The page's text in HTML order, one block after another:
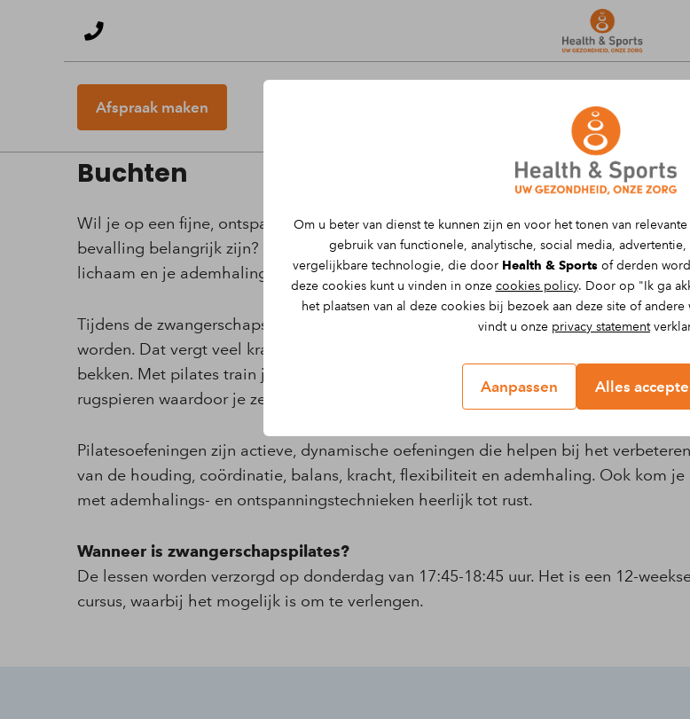
Om u beter van dienst te kunnen zijn en voor het tonen van
gebruik van functionele, analytische, social media,
vergelijkbare technologie, die door Health & Sports of derden
deze cookies kunt u vinden in onze cookies policy. Door op "Ik ga
het plaatsen van al deze cookies bij bezoek aan deze site of andere
vindt u onze privacy statement
Aanpassen Alles
Afspraak maken
Zwangerschapspilates bij Health & Sports in
Buchten
Wil je op een fijne, ontspannen manier leren hoe je spiergroepen traint die tijdens
bevalling belangrijk zijn? Ondertussen bewust bezig zijn met je zwangerschap, je
lichaam en je ademhaling? Dan is Zwangerschapspilates iets voor jou!
Tijdens de zwangerschapspilates heb je een toenemend gewicht dat gedragen
worden. Dat vergt veel kracht en uithoudingsvermogen van de spieren rondom je
bekken. Met pilates train je op een veilige manier de buik-, bekkenbodem- en
rugspieren waardoor je ze fit en vitaal mogelijk blijft.
Pilatesoefeningen zijn actieve, dynamische oefeningen die helpen bij het verbeteren
van de houding, coördinatie, balans, kracht, flexibiliteit en ademhaling. Ook kom je
met ademhalings- en ontspanningstechnieken heerlijk tot rust.
Wanneer is zwangerschapspilates?
De lessen worden verzorgd op donderdag van 17:45-18:45 uur. Het is een 12-
cursus, waarbij het mogelijk is om te verlengen.